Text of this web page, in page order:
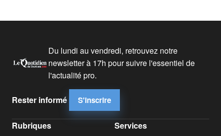
Du lundi au vendredi, retrouvez notre
newsletter à 17h pour suivre l'essentiel de
l'actualité pro.
Rester informé S'inscrire
Rubriques Services